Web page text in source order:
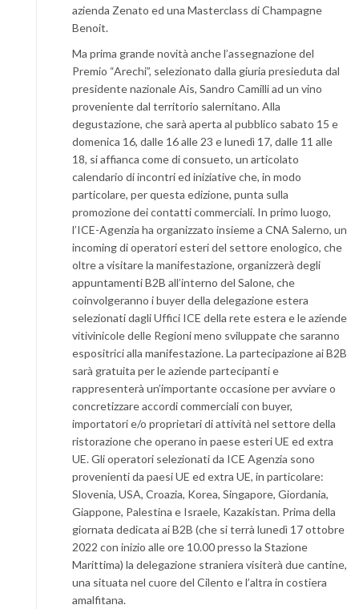
azienda Zenato ed una Masterclass di Champagne
Benoit.
Ma prima grande novità anche l’assegnazione del
Premio “Arechi”, selezionato dalla giuria presieduta dal
presidente nazionale Ais, Sandro Camilli ad un vino
proveniente dal territorio salernitano. Alla
degustazione, che sarà aperta al pubblico sabato 15 e
domenica 16, dalle 16 alle 23 e lunedì 17, dalle 11 alle
18, si affianca come di consueto, un articolato
calendario di incontri ed iniziative che, in modo
particolare, per questa edizione, punta sulla
promozione dei contatti commerciali. In primo luogo,
l’ICE-Agenzia ha organizzato insieme a CNA Salerno, un
incoming di operatori esteri del settore enologico, che
oltre a visitare la manifestazione, organizzerà degli
appuntamenti B2B all’interno del Salone, che
coinvolgeranno i buyer della delegazione estera
selezionati dagli Uffici ICE della rete estera e le aziende
vitivinicole delle Regioni meno sviluppate che saranno
espositrici alla manifestazione. La partecipazione ai B2B
sarà gratuita per le aziende partecipanti e
rappresenterà un’importante occasione per avviare o
concretizzare accordi commerciali con buyer,
importatori e/o proprietari di attività nel settore della
ristorazione che operano in paese esteri UE ed extra
UE. Gli operatori selezionati da ICE Agenzia sono
provenienti da paesi UE ed extra UE, in particolare:
Slovenia, USA, Croazia, Korea, Singapore, Giordania,
Giappone, Palestina e Israele, Kazakistan. Prima della
giornata dedicata ai B2B (che si terrà lunedì 17 ottobre
2022 con inizio alle ore 10.00 presso la Stazione
Marittima) la delegazione straniera visiterà due cantine,
una situata nel cuore del Cilento e l’altra in costiera
amalfitana.